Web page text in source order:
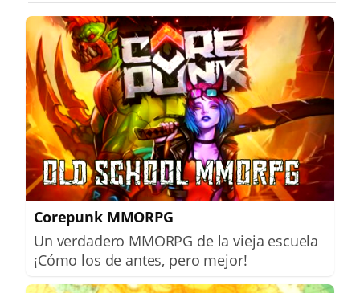
Corepunk MMORPG
Un verdadero MMORPG de la vieja escuela
¡Cómo los de antes, pero mejor!